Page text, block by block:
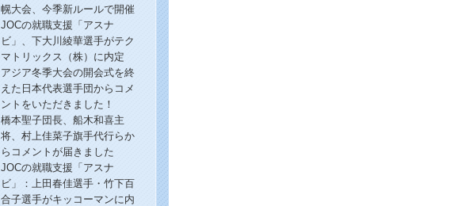
幌大会、今季新ルールで開催
JOCの就職支援「アスナ
ビ」、下大川綾華選手がテク
マトリックス（株）に内定
アジア冬季大会の開会式を終
えた日本代表選手団からコメ
ントをいただきました！
橋本聖子団長、船木和喜主
将、村上佳菜子旗手代行らか
らコメントが届きました
JOCの就職支援「アスナ
ビ」：上田春佳選手・竹下百
合子選手がキッコーマンに内